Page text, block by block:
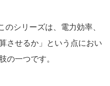
シリーズは、電力効率、
させるか」という点におい
の一つです。